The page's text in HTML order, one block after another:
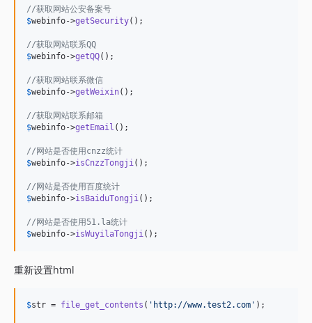
//获取网站公安备案号
$webinfo->getSecurity();
//获取网站联系QQ
$webinfo->getQQ();
//获取网站联系微信
$webinfo->getWeixin();
//获取网站联系邮箱
$webinfo->getEmail ();
//网站是否使用cnzz统计
$webinfo->isCnzzTongji();
//网站是否使用百度统计
$webinfo->isBaiduTongji();
//网站是否使用51.la统计
$webinfo->isWuyilaTongji();
重新设置html
$str = file_get_contents ( ' http://www.test2.com ' );